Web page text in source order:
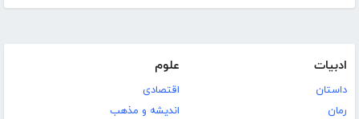
ادبیات
داستان
رمان
علوم
اقتصادی
اندیشه و مذهب